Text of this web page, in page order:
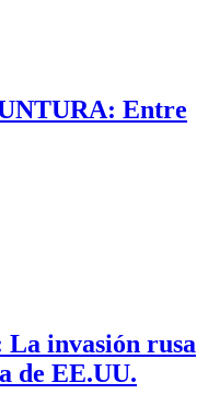
Entre
invasión rusa
de EE.UU.